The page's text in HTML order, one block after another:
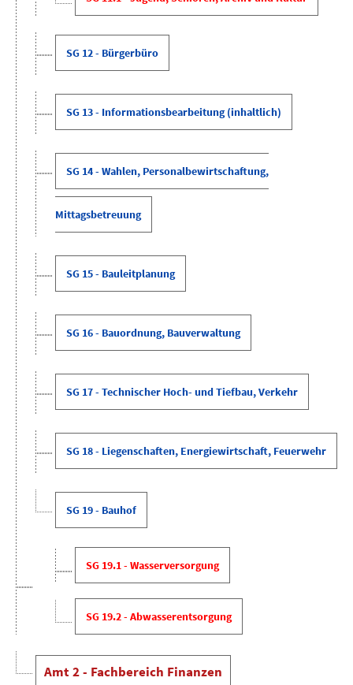
SG 12 - Bürgerbüro
SG 13 - Informationsbearbeitung (inhaltlich)
SG 14 - Wahlen, Personalbewirtschaftung,
Mittagsbetreuung
SG 15 - Bauleitplanung
SG 16 - Bauordnung, Bauverwaltung
SG 17 - Technischer Hoch- und Tiefbau, Verkehr
SG 18 - Liegenschaften, Energiewirtschaft, Feuerwehr
SG 19 - Bauhof
SG 19.1 - Wasserversorgung
SG 19.2 - Abwasserentsorgung
Amt 2 - Fachbereich Finanzen